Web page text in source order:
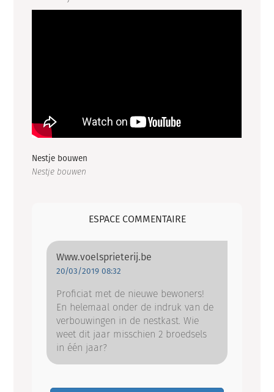
Nestje bouwen
Nestje bouwen
ESPACE COMMENTAIRE
Www.voelsprieterij.be
20/03/2019 08:32
Proficiat met de nieuwe bewoners!
En helemaal onder de indruk van de
verbouwingen in de nestkast. Wie
weet dit jaar misschien 2 broedsels
in één jaar?